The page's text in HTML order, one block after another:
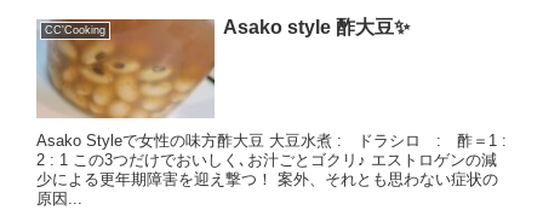
CC'Cooking Asako style 酢大豆✨
Asako Styleで女性の味方酢大豆 大豆水煮 : ドラシロ : 酢＝1 :
2 : 1 この3つだけでおいしく､お汁ごとゴクリ♪ エストロゲンの減
少による更年期障害を迎え撃つ！ 案外、それとも思わない症状の
原因...